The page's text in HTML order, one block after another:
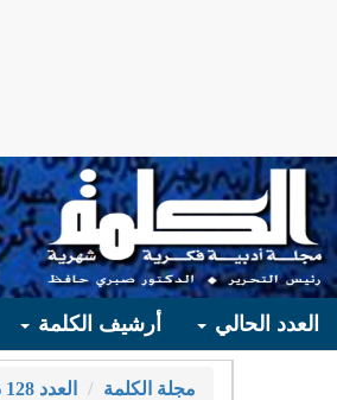
العدد الحالي أرشيف الكلمة
مجلة الكلمة العدد 128 ديسمبر 2017